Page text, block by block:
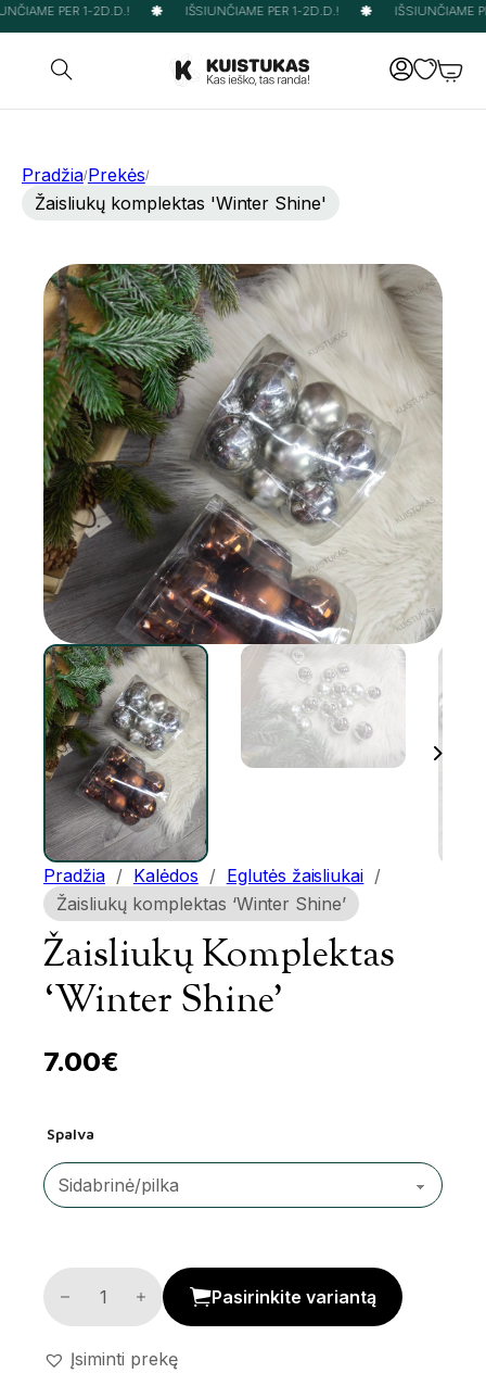
PER 1-2D.D.! IŠSIUNČIAME PER 1-2D.D.! IŠSIUNČIAME
Pradžia/Prekės/
Žaisliukų komplektas 'Winter Shine'
Pradžia / Kalėdos / Eglutės žaisliukai /
Žaisliukų komplektas ‘Winter Shine’
Žaisliukų Komplektas
‘Winter Shine’
7.00€
Spalva
Žaisliukų komplektas 'Winter Shine' kiekis
Pasirinkite variantą
Įsiminti prekę